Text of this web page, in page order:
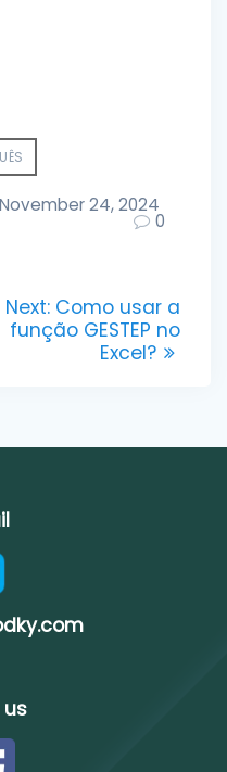
24, 2024
0
Next: Next
post:
Como usar a
função GESTEP no
Excel?
us